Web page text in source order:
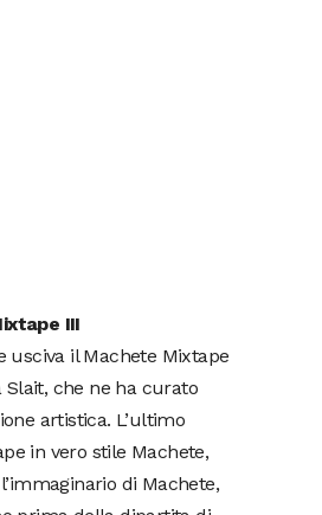
III
usciva il Machete Mixtape
Slait, che ne ha curato
artistica. L’ultimo
in vero stile Machete,
di Machete,